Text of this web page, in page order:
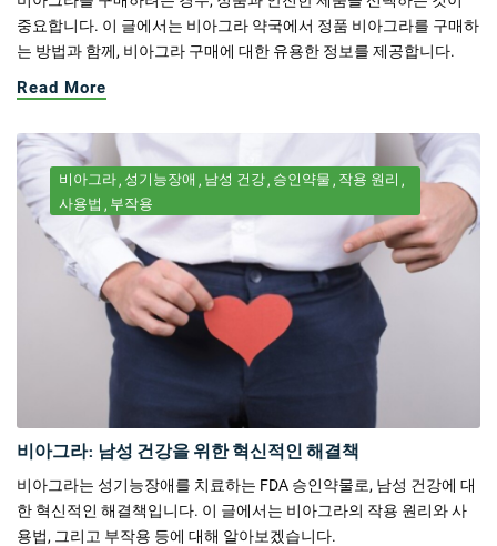
중요합니다. 이 글에서는 비아그라 약국에서 정품 비아그라를 구매하
는 방법과 함께, 비아그라 구매에 대한 유용한 정보를 제공합니다.
Read More
비아그라 성기능장애 남성 건강 승인약물 작용 원리
사용법
부작용
비아그라: 남성 건강을 위한 혁신적인 해결책
비아그라는 성기능장애를 치료하는 FDA 승인약물로, 남성 건강에 대
한 혁신적인 해결책입니다. 이 글에서는 비아그라의 작용 원리와 사
용법, 그리고 부작용 등에 대해 알아보겠습니다.